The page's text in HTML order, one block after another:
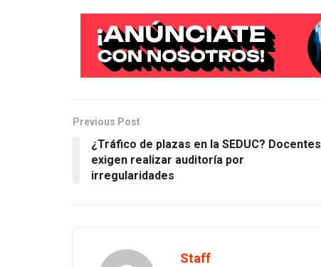
Previous Post
¿Tráfico de plazas en la SEDUC? Docentes
exigen realizar auditoría por
irregularidades
Staff